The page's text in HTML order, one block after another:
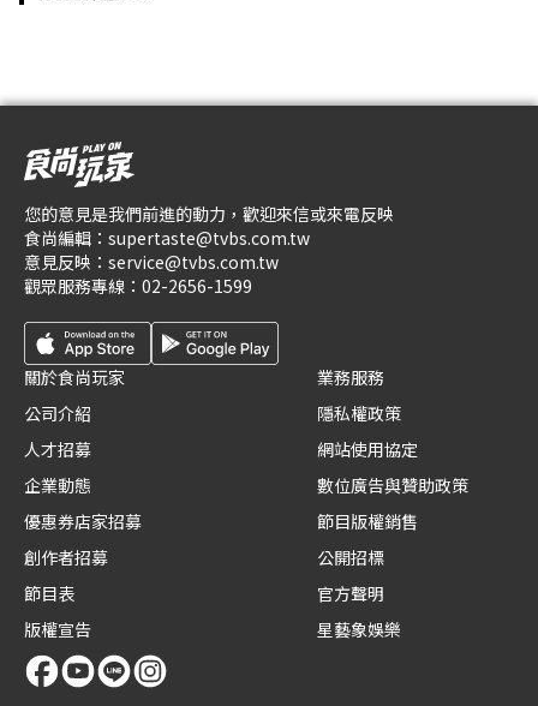
您的意見是我們前進的動力，歡迎來信或來電反映
食尚編輯： supertaste@tvbs.com.tw
意見反映： service@tvbs.com.tw
觀眾服務專線： 02-2656-1599
關於食尚玩家
公司介紹
人才招募
企業動態
優惠券店家招募
創作者招募
節目表
版權宣告
業務服務
隱私權政策
網站使用協定
數位廣告與贊助政策
節目版權銷售
公開招標
官方聲明
星藝象娛樂